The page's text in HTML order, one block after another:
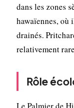
dans les zones
hawaïennes, où
drainés.
relativement
Rôle